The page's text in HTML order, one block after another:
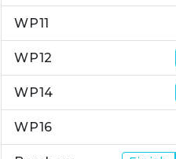
WP11
WP12
WP14
WP16